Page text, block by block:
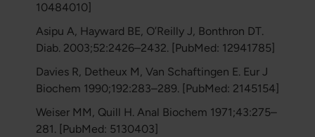
10484010]
Asipu A, Hayward BE, O’Reilly J, Bonthron DT.
Diab. 2003;52:2426–2432. [PubMed: 12941785]
Davies R, Detheux M, Van Schaftingen E. Eur J
Biochem 1990;192:283–289. [PubMed: 2145154]
Weiser MM, Quill H. Anal Biochem 1971;43:275–
281. [PubMed: 5130403]